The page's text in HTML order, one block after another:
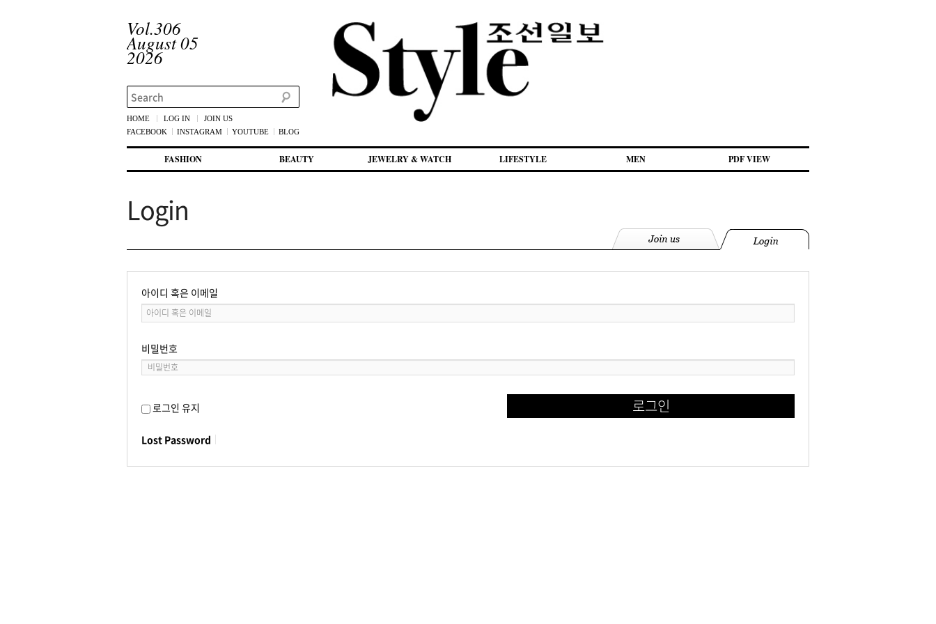
Vol.306
August 05
2026
Search
HOME LOG IN
JOIN US
FACEBOOK
INSTAGRAM YOUTUBE BLOG
첫번째 컨텐츠로 뛰어넘기
두번째 컨텐츠로 뛰어넘기
FASHION BEAUTY JEWELRY & WATCH LIFESTYLE MEN PDF VIEW
Login
아이디 혹은 이메일
비밀번호
로그인 유지
Lost Password